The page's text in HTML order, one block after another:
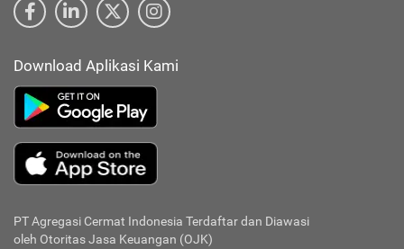
Download Aplikasi Kami
PT Agregasi Cermat Indonesia Terdaftar dan Diawasi
oleh Otoritas Jasa Keuangan (OJK)